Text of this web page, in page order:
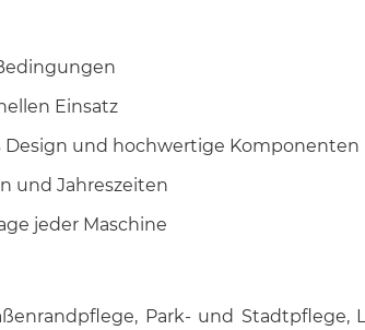
Einsatz
und hochwertige Komponenten
und Jahreszeiten
jeder Maschine
Park- und Stadtpflege,